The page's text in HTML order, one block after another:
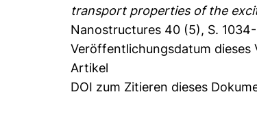
transport properties of the
Nanostructures 40 (5), S. 1034-
Veröffentlichungsdatum dieses
Artikel
DOI zum Zitieren dieses